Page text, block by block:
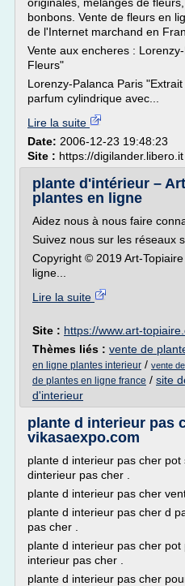
bonbons. Vente de fleurs en
de l'Internet marchand en
Vente aux encheres :
Fleurs"
Lorenzy-Palanca Paris
parfum cylindrique avec...
Lire la suite
Date: 2006-12-23 19:48:23
Site : https://digilander.libero.it
plante d'intérieur –
plantes en ligne
Aidez nous à nous faire
Suivez nous sur les réseaux
Copyright © 2019 Art-
ligne...
Lire la suite
Site : https://www.art-
Thèmes liés : vente de
en ligne plantes interieur / vente
de plantes en ligne france / site
d'interieur
plante d interieur pas
vikasaexpo.com
plante d interieur pas cher
dinterieur pas cher .
plante d interieur pas cher
plante d interieur pas cher d
pas cher .
plante d interieur pas cher
interieur pas cher .
plante d interieur pas cher